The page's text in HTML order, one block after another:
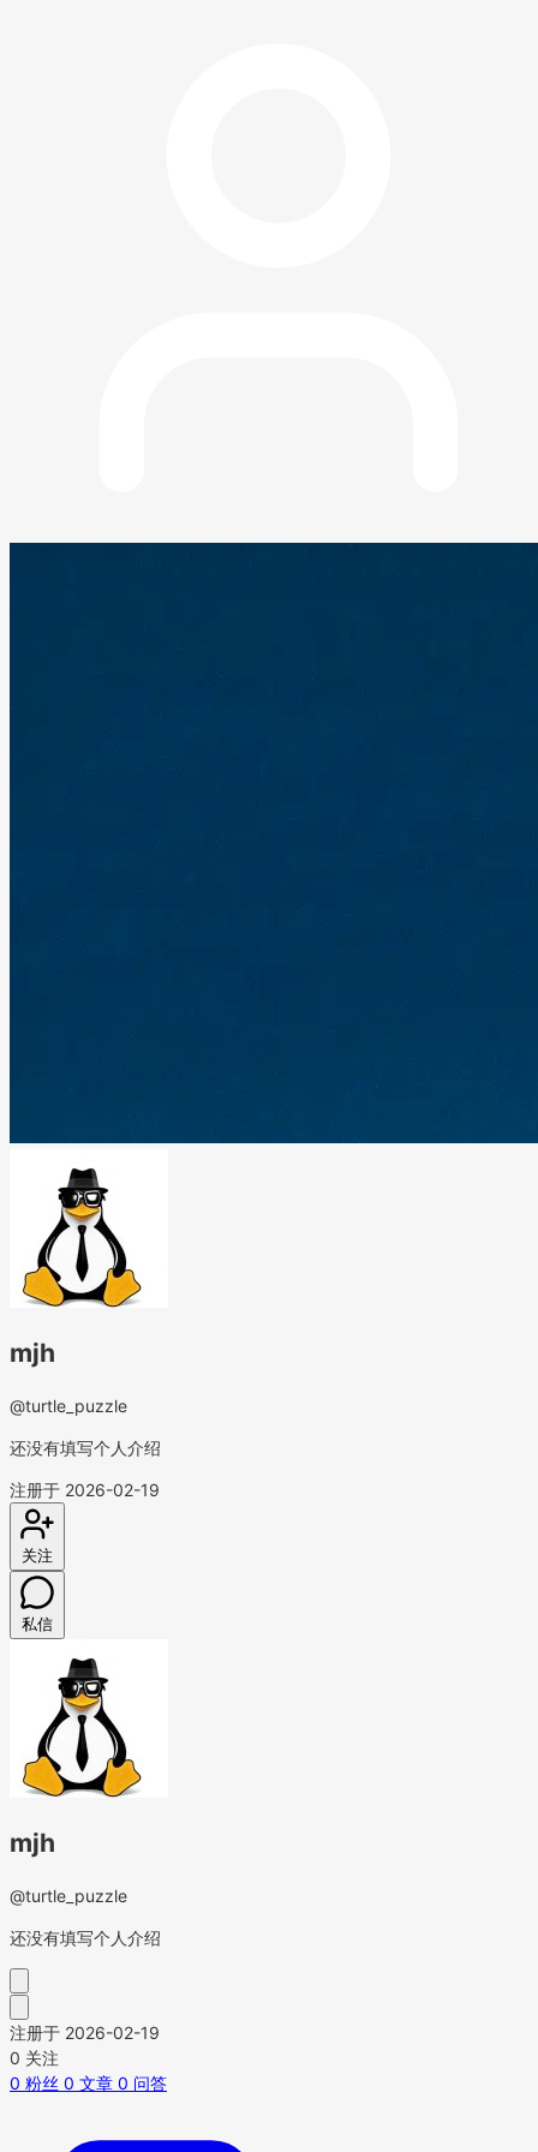
mjh
@turtle_puzzle
还没有填写个人介绍
注册于 2026-02-19
关注
私信
mjh
@turtle_puzzle
还没有填写个人介绍
注册于 2026-02-19
0 关注
0 粉丝 0 文章 0 问答